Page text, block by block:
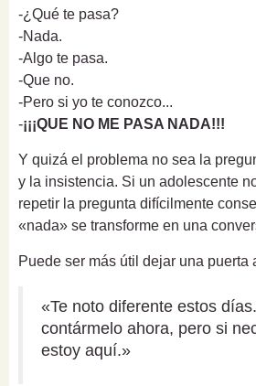
-¿Qué te pasa?
-Nada.
-Algo te pasa.
-Que no.
-Pero si yo te conozco...
-¡¡¡QUE NO ME PASA NADA!!!
Y quizá el problema no sea la
y la insistencia. Si un adolescente
repetir la pregunta difícilmente
«nada» se transforme en una
Puede ser más útil dejar una puerta
«Te noto diferente estos
contármelo ahora, pero si
estoy aquí.»